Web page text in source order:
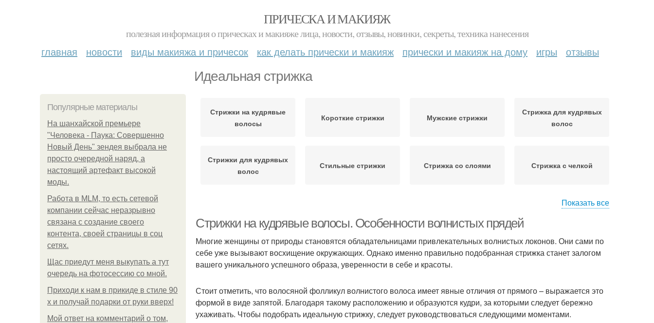
ПРИЧЕСКА И МАКИЯЖ
полезная информация о прическах и макияже лица, новости, отзывы, новинки, секреты, техника нанесения
главная новости виды макияжа и причесок как делать прически и макияж прически и макияж на дому игры отзывы
Идеальная стрижка
Популярные материалы
На шанхайской премьере
"Человека - Паука: Совершенно
Новый День" зендея выбрала не
просто очередной наряд, а
настоящий артефакт высокой
моды.
Работа в MLM, то есть сетевой
компании сейчас неразрывно
связана с создание своего
контента, своей страницы в соц
сетях.
Щас приедут меня выкупать а тут
очередь на фотосессию со мной.
Приходи к нам в прикиде в стиле 90
х и получай подарки от руки вверх!
Мой ответ на комментарий о том,
Стрижки на кудрявые
волосы
Короткие стрижки Мужские стрижки
Стрижка для кудрявых
волос
Стрижки для кудрявых
волос
Стильные стрижки Стрижка со слоями Стрижка с челкой
волос
волос
Модные стрижки Стрижки для женщин Стрижка по знаку
Правильная стрижка Мужская стрижка Идеальный вариант Стрижка с легендой
Показать все
Стрижки на кудрявые волосы. Особенности волнистых прядей
Многие женщины от природы становятся обладательницами привлекательных волнистых локонов. Они сами по
себе уже вызывают восхищение окружающих. Однако именно правильно подобранная стрижка станет залогом
вашего уникального успешного образа, уверенности в себе и красоты.
Стоит отметить, что волосяной фолликул волнистого волоса имеет явные отличия от прямого – выражается это
формой в виде запятой. Благодаря такому расположению и образуются кудри, за которыми следует бережно
ухаживать. Чтобы подобрать идеальную стрижку, следует руководствоваться следующими моментами.